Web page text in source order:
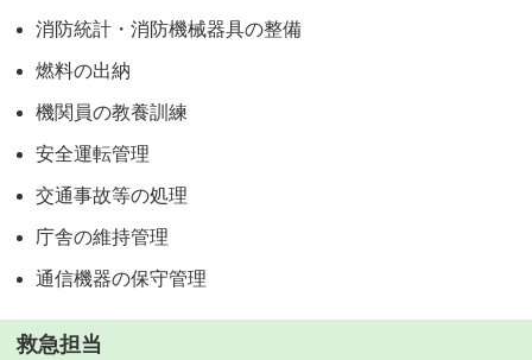
消防統計・消防機械器具の整備
燃料の出納
機関員の教養訓練
安全運転管理
交通事故等の処理
庁舎の維持管理
通信機器の保守管理
救急担当